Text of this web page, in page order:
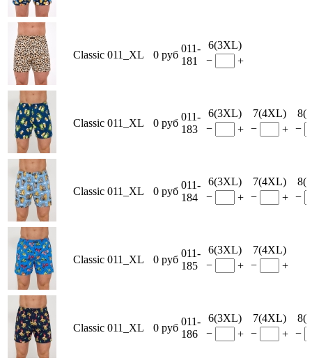
Classic 011_XL 0 руб
011-
181
6(3XL)
−
+
Classic 011_XL 0 руб
011-
183
6(3XL)
−
+
7(4XL)
−
+ −
Classic 011_XL 0 руб
011-
184
6(3XL)
−
+
7(4XL)
−
+ −
Classic 011_XL 0 руб
011-
185
6(3XL)
−
+
7(4XL)
−
+
Classic 011_XL 0 руб
011-
186
6(3XL)
−
+
7(4XL)
−
+ −